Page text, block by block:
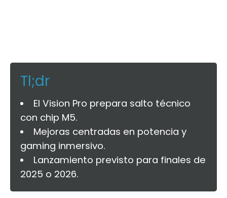
Tl;dr
El Vision Pro prepara salto técnico
con chip M5.
Mejoras centradas en potencia y
gaming inmersivo.
Lanzamiento previsto para finales de
2025 o 2026.